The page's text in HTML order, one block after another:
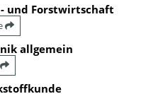
und Forstwirtschaft
allgemein